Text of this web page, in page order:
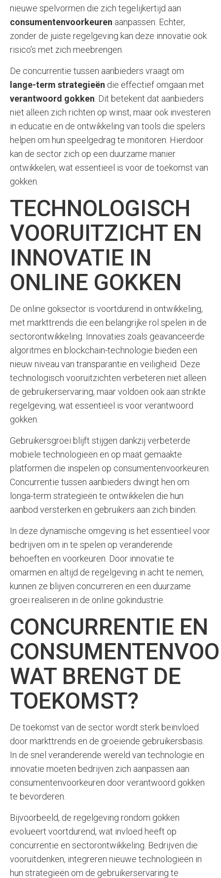
nieuwe spelvormen die zich tegelijkertijd aan
consumentenvoorkeuren aanpassen. Echter,
zonder de juiste regelgeving kan deze innovatie ook
risico’s met zich meebrengen.
De concurrentie tussen aanbieders vraagt om
lange-term strategieën die effectief omgaan met
verantwoord gokken . Dit betekent dat aanbieders
niet alleen zich richten op winst, maar ook investeren
in educatie en de ontwikkeling van tools die spelers
helpen om hun speelgedrag te monitoren. Hierdoor
kan de sector zich op een duurzame manier
ontwikkelen, wat essentieel is voor de toekomst van
gokken.
TECHNOLOGISCH
VOORUITZICHT EN
INNOVATIE IN
ONLINE GOKKEN
De online goksector is voortdurend in ontwikkeling,
met markttrends die een belangrijke rol spelen in de
sectorontwikkeling. Innovaties zoals geavanceerde
algoritmes en blockchain-technologie bieden een
nieuw niveau van transparantie en veiligheid. Deze
technologisch vooruitzichten verbeteren niet alleen
de gebruikerservaring, maar voldoen ook aan strikte
regelgeving, wat essentieel is voor verantwoord
gokken.
Gebruikersgroei blijft stijgen dankzij verbeterde
mobiele technologieën en op maat gemaakte
platformen die inspelen op consumentenvoorkeuren.
Concurrentie tussen aanbieders dwingt hen om
longa-term strategieën te ontwikkelen die hun
aanbod versterken en gebruikers aan zich binden.
In deze dynamische omgeving is het essentieel voor
bedrijven om in te spelen op veranderende
behoeften en voorkeuren. Door innovatie te
omarmen en altijd de regelgeving in acht te nemen,
kunnen ze blijven concurreren en een duurzame
groei realiseren in de online gokindustrie.
CONCURRENTIE EN
WAT BRENGT DE
TOEKOMST?
De toekomst van de sector wordt sterk beïnvloed
door markttrends en de groeiende gebruikersbasis.
In de snel veranderende wereld van technologie en
innovatie moeten bedrijven zich aanpassen aan
consumentenvoorkeuren door verantwoord gokken
te bevorderen.
Bijvoorbeeld, de regelgeving rondom gokken
evolueert voortdurend, wat invloed heeft op
concurrentie en sectorontwikkeling. Bedrijven die
vooruitdenken, integreren nieuwe technologieën in
hun strategieën om de gebruikerservaring te